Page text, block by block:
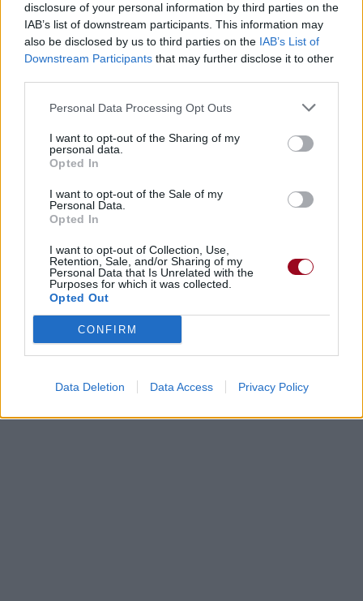
disclosure of your personal information by third parties on the
IAB’s list of downstream participants. This information may
also be disclosed by us to third parties on the IAB’s List of
Downstream Participants that may further disclose it to other
Personal Data Processing Opt Outs
I want to opt-out of the Sharing of my
personal data.
Opted In
I want to opt-out of the Sale of my
Personal Data.
Opted In
I want to opt-out of Collection, Use,
Retention, Sale, and/or Sharing of my
Personal Data that Is Unrelated with the
Purposes for which it was collected.
Opted Out
CONFIRM
Data Deletion Data Access Privacy Policy